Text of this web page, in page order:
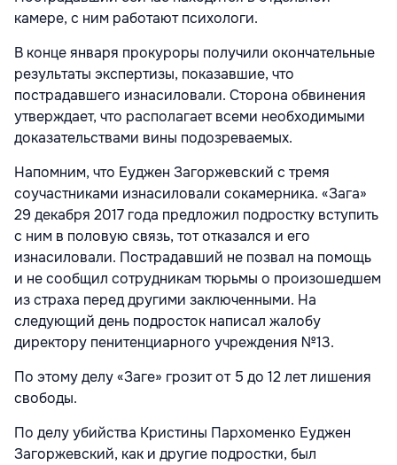
камере, с ним работают психологи.
В конце января прокуроры получили окончательные
результаты экспертизы, показавшие, что
пострадавшего изнасиловали. Сторона обвинения
утверждает, что располагает всеми необходимыми
доказательствами вины подозреваемых.
Напомним, что Еуджен Загоржевский с тремя
соучастниками изнасиловали сокамерника. «Зага»
29 декабря 2017 года предложил подростку вступить
с ним в половую связь, тот отказался и его
изнасиловали. Пострадавший не позвал на помощь
и не сообщил сотрудникам тюрьмы о произошедшем
из страха перед другими заключенными. На
следующий день подросток написал жалобу
директору пенитенциарного учреждения №13.
По этому делу «Заге» грозит от 5 до 12 лет лишения
свободы.
По делу убийства Кристины Пархоменко Еуджен
Загоржевский, как и другие подростки, был